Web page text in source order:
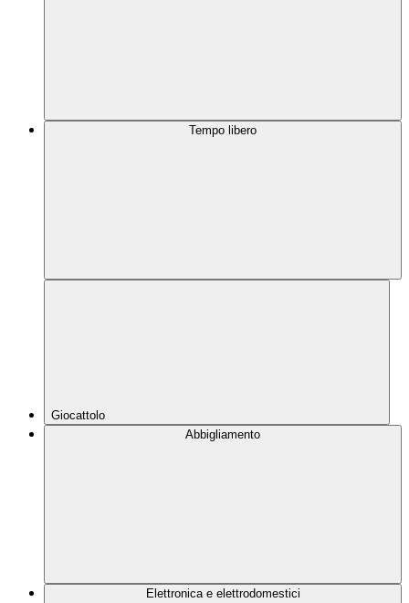
Tempo libero
Giocattolo
Abbigliamento
Elettronica e elettrodomestici